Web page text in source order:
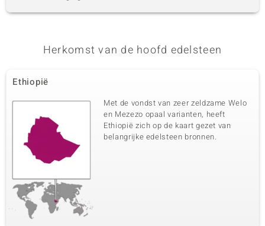
Herkomst van de hoofd edelsteen
Ethiopië
Met de vondst van zeer zeldzame Welo
en Mezezo opaal varianten, heeft
Ethiopië zich op de kaart gezet van
belangrijke edelsteen bronnen.